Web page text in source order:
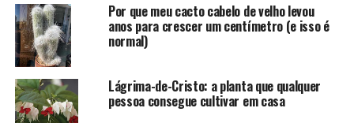
Por que meu cacto cabelo de velho levou
anos para crescer um centímetro (e isso é
normal)
Lágrima-de-Cristo: a planta que qualquer
pessoa consegue cultivar em casa